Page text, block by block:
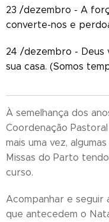
23 /dezembro - A
converte-nos e
24 /dezembro - Deus
sua casa. (Somos
À semelhança dos
Coordenação
mais uma vez,
Missas do Parto
curso.
Acompanhar e seguir
que antecedem o